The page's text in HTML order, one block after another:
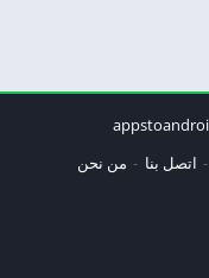
اتصل بنا من نحن